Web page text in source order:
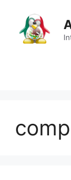
contenido